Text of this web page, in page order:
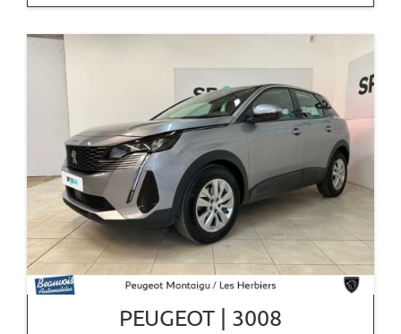
PEUGEOT | 3008